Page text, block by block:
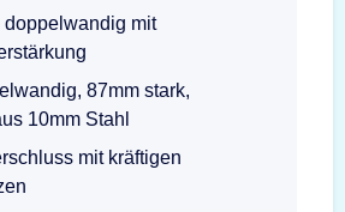
doppelwandig mit
87mm stark,
10mm Stahl
mit kräftigen